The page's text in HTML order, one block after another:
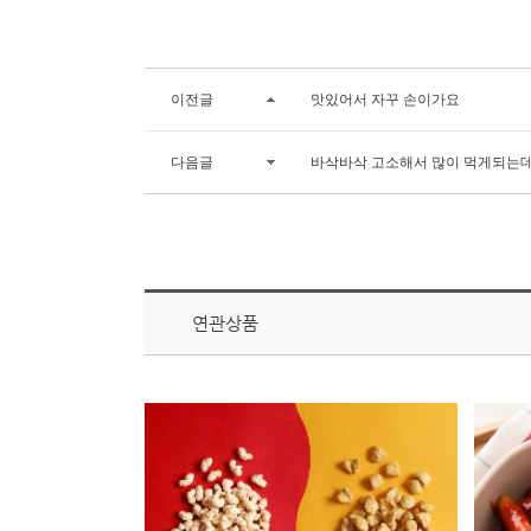
이전글 맛있어서 자꾸 손이가요
다음글 바삭바삭 고소해서 많이 먹게되는
연관상품